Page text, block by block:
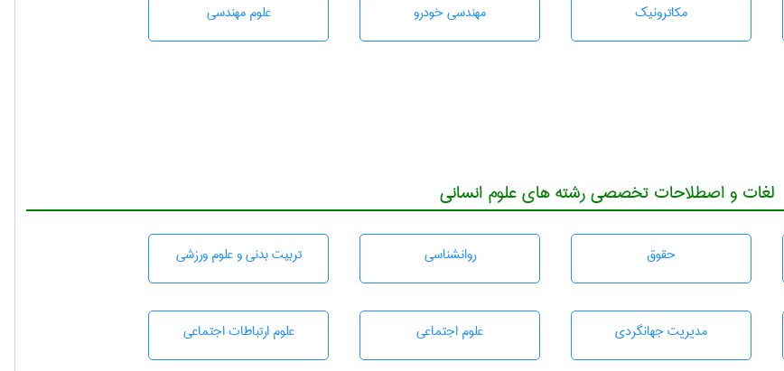
مکاترونیک مهندسی خودرو علوم مهندسی
لغات و اصطلاحات تخصصی رشته های علوم انسانی
حقوق روانشناسی تربيت بدنی و علوم ورزشی
مديريت جهانگردی علوم اجتماعی علوم ارتباطات اجتماعی